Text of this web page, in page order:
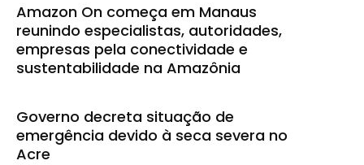
Amazon On começa em Manaus
reunindo especialistas, autoridades,
empresas pela conectividade e
sustentabilidade na Amazônia
Governo decreta situação de
emergência devido à seca severa no
Acre